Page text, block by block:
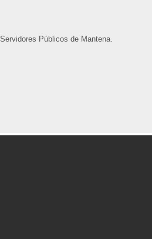
Públicos de Mantena.